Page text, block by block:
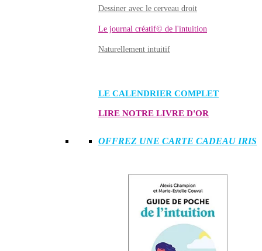
Dessiner avec le cerveau droit
Le journal créatif© de l'intuition
Naturellement intuitif
LE CALENDRIER COMPLET
LIRE NOTRE LIVRE D'OR
OFFREZ UNE CARTE CADEAU IRIS